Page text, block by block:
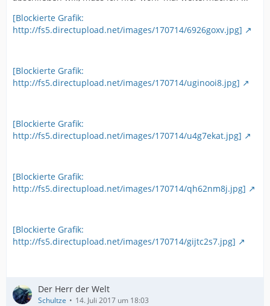
[Blockierte Grafik:
http://fs5.directupload.net/images/170714/6926goxv.jpg]
[Blockierte Grafik:
http://fs5.directupload.net/images/170714/uginooi8.jpg]
[Blockierte Grafik:
http://fs5.directupload.net/images/170714/u4g7ekat.jpg]
[Blockierte Grafik:
http://fs5.directupload.net/images/170714/qh62nm8j.jpg]
[Blockierte Grafik:
http://fs5.directupload.net/images/170714/gijtc2s7.jpg]
Der Herr der Welt
Schultze 14. Juli 2017 um 18:03